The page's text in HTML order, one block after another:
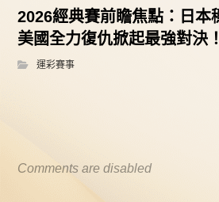
2026經典賽前瞻焦點：日本
美國全力復仇掀起最強對決
運彩賽事
Comments are disabled